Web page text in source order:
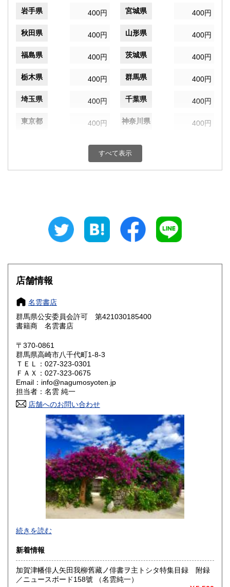
岩手県 400円 宮城県 400円
秋田県 400円 山形県 400円
福島県 400円 茨城県 400円
栃木県 400円 群馬県 400円
埼玉県 400円 千葉県 400円
東京都 400円 神奈川県 400円
400円 富山県
400円 三重県
大阪府
奈良県
鳥取県 400円 島根県
岡山県
山口県 400円
香川県 400円
高知県 400円
400円
400円 大分県
400円 鹿児島県
400円
すべて表示
店舗情報
名雲書店
群馬県公安委員会許可 第421030185400
書籍商 名雲書店
〒370-0861
群馬県高崎市八千代町1-8-3
ＴＥＬ：027-323-0301
ＦＡＸ：027-323-0675
Email：info@nagumosyoten.jp
担当者：名雲 純一
店舗へのお問い合わせ
★ 弊店は通常の店舗としては営業しておりませんのでご注
続きを読む
新着情報
加賀津幡俳人矢田我柳舊藏ノ俳書ヲ主トシタ特集目録 附録
／ニュースボード158號 （名雲純一）